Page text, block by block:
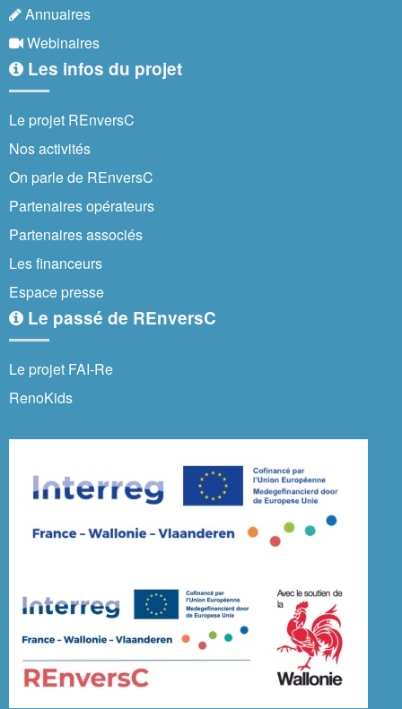
Annuaires
Webinaires
Les infos du projet
Le projet REnversC
Nos activités
On parle de REnversC
Partenaires opérateurs
Partenaires associés
Les financeurs
Espace presse
Le passé de REnversC
Le projet FAI-Re
RenoKids